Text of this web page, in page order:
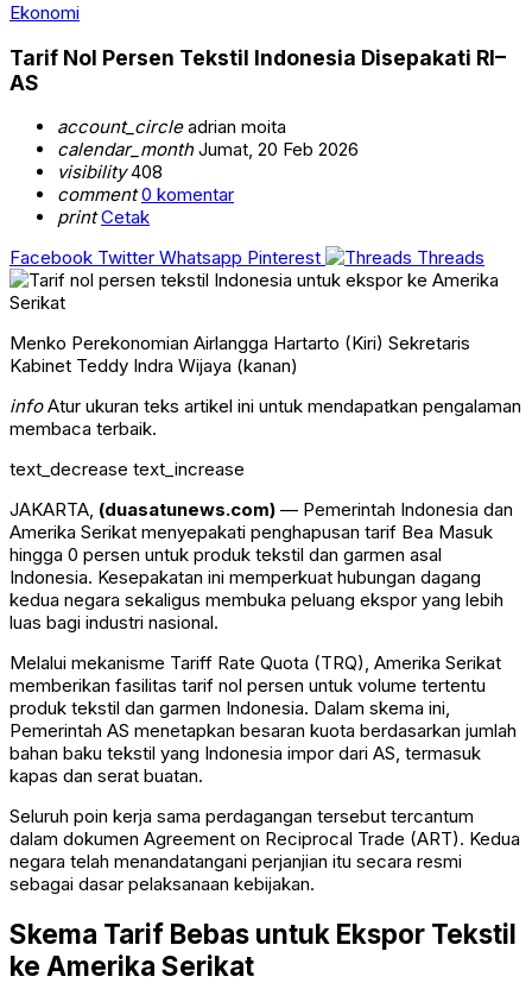
Ekonomi
Tarif Nol Persen Tekstil Indonesia Disepakati RI–
AS
account_circleadrian moita
calendar_monthJumat, 20 Feb 2026
visibility408
comment 0 komentar
print Cetak
Facebook Twitter Whatsapp Pinterest Threads
Menko Perekonomian Airlangga Hartarto (Kiri) Sekretaris
Kabinet Teddy Indra Wijaya (kanan)
infoAtur ukuran teks artikel ini untuk mendapatkan pengalaman
membaca terbaik.
text_decrease text_increase
JAKARTA, (duasatunews.com) — Pemerintah Indonesia dan
Amerika Serikat menyepakati penghapusan tarif Bea Masuk
hingga 0 persen untuk produk tekstil dan garmen asal
Indonesia. Kesepakatan ini memperkuat hubungan dagang
kedua negara sekaligus membuka peluang ekspor yang lebih
luas bagi industri nasional.
Melalui mekanisme Tariff Rate Quota (TRQ), Amerika Serikat
memberikan fasilitas tarif nol persen untuk volume tertentu
produk tekstil dan garmen Indonesia. Dalam skema ini,
Pemerintah AS menetapkan besaran kuota berdasarkan jumlah
bahan baku tekstil yang Indonesia impor dari AS, termasuk
kapas dan serat buatan.
Seluruh poin kerja sama perdagangan tersebut tercantum
dalam dokumen Agreement on Reciprocal Trade (ART). Kedua
negara telah menandatangani perjanjian itu secara resmi
sebagai dasar pelaksanaan kebijakan.
Skema Tarif Bebas untuk Ekspor Tekstil
ke Amerika Serikat